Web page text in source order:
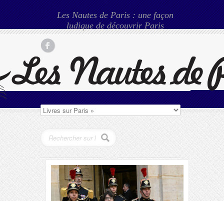
Les Nautes de Paris : une façon
ludique de découvrir Paris